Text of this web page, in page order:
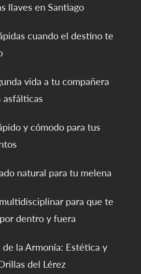
llaves en Santiago
cuando el destino te
vida a tu compañera
asfálticas
y cómodo para tus
natural para tu melena
para que te
dentro y fuera
de la Armonía: Estética y
del Lérez